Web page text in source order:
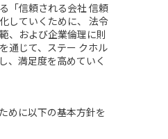
「信頼される会社 信頼
していくために、 法令
、および企業倫理に則
通じて、ステー クホル
、満足度を高めていく
めに以下の基本方針を